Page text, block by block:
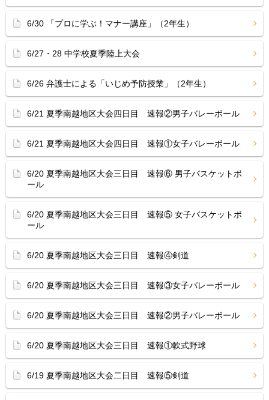
6/30 「プロに学ぶ！マナー講座」（2年生）
6/27・28 中学校夏季陸上大会
6/26 弁護士による「いじめ予防授業」（2年生）
6/21 夏季南越地区大会四日目 速報②男子バレーボール
6/21 夏季南越地区大会四日目 速報①女子バレーボール
6/20 夏季南越地区大会三日目 速報⑥ 男子バスケットボ
ール
6/20 夏季南越地区大会三日目 速報⑤ 女子バスケットボ
ール
6/20 夏季南越地区大会三日目 速報④剣道
6/20 夏季南越地区大会三日目 速報③女子バレーボール
6/20 夏季南越地区大会三日目 速報②男子バレーボール
6/20 夏季南越地区大会三日目 速報①軟式野球
6/19 夏季南越地区大会二日目 速報⑤剣道